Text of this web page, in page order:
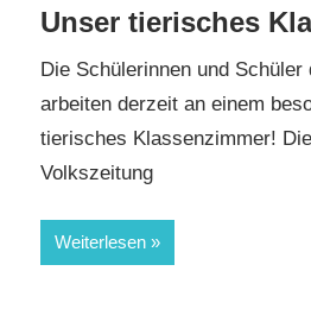
Unser tierisches
Die Schülerinnen und Schüler
arbeiten derzeit an einem
tierisches Klassenzimmer!
Volkszeitung
Weiterlesen